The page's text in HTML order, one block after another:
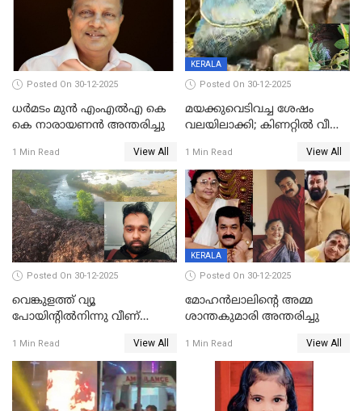
Posted On 30-12-2025
ധർമടം മുൻ എംഎല്‍എ കെ
കെ നാരായണന്‍ അന്തരിച്ചു
1 Min Read View All
KERALA
Posted On 30-12-2025
മയക്കുവെടിവച്ച ശേഷം
വലയിലാക്കി; കിണറ്റിൽ വീണ
1 Min Read View All
Posted On 30-12-2025
വെങ്കുളത്ത് വ്യൂ
പോയിന്റിൽനിന്നു വീണ്
1 Min Read View All
KERALA
Posted On 30-12-2025
മോഹന്‍ലാലിന്‍റെ അമ്മ
ശാന്തകുമാരി അന്തരിച്ചു
1 Min Read View All